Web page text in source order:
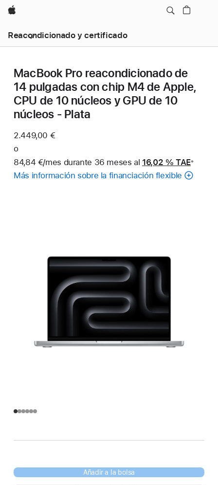
Apple
Reacondicionado y certificado
MacBook Pro reacondicionado de
14 pulgadas con chip M4 de Apple,
CPU de 10 núcleos y GPU de 10
núcleos - Plata
2.449,00 €
o
84,84 €/mes durante 36 meses al 16,02 %TAE
a
※
Más información sobre la financiación flexible
Añadir a la bolsa